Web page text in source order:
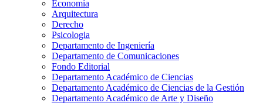
Economía
Arquitectura
Derecho
Psicologia
Departamento de Ingeniería
Departamento de Comunicaciones
Fondo Editorial
Departamento Académico de Ciencias
Departamento Académico de Ciencias de la Gestión
Departamento Académico de Arte y Diseño